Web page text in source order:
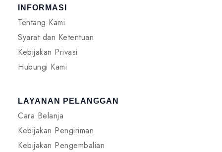
INFORMASI
Tentang Kami
Syarat dan Ketentuan
Kebijakan Privasi
Hubungi Kami
LAYANAN PELANGGAN
Cara Belanja
Kebijakan Pengiriman
Kebijakan Pengembalian